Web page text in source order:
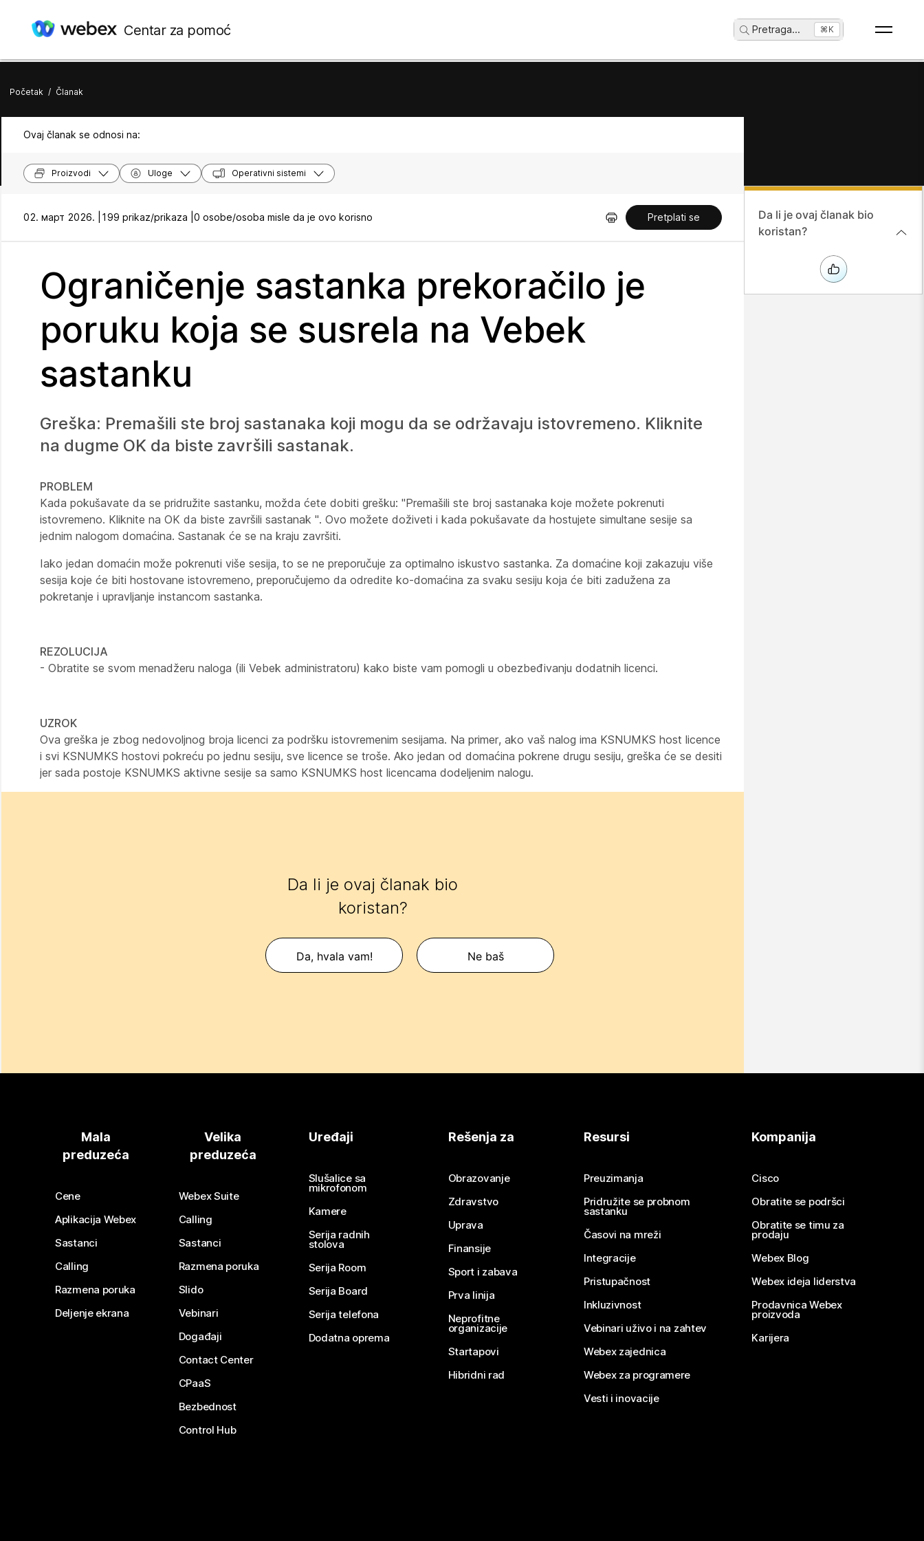
Centar za pomoć Pretraga... ⌘K
Početak / Članak
Ovaj članak se odnosi na:
Proizvodi Uloge Operativni sistemi
02. март 2026. | 199 prikaz/prikaza | 0 osobe/osoba misle da je ovo korisno Pretplati se
Ograničenje sastanka prekoračilo je
poruku koja se susrela na Vebek
sastanku
Greška: Premašili ste broj sastanaka koji mogu da se održavaju istovremeno. Kliknite
na dugme OK da biste završili sastanak.
PROBLEM
Kada pokušavate da se pridružite sastanku, možda ćete dobiti grešku: "Premašili ste broj sastanaka koje možete pokrenuti
istovremeno. Kliknite na OK da biste završili sastanak ". Ovo možete doživeti i kada pokušavate da hostujete simultane sesije sa
jednim nalogom domaćina. Sastanak će se na kraju završiti.
Iako jedan domaćin može pokrenuti više sesija, to se ne preporučuje za optimalno iskustvo sastanka. Za domaćine koji zakazuju više
sesija koje će biti hostovane istovremeno, preporučujemo da odredite ko-domaćina za svaku sesiju koja će biti zadužena za
pokretanje i upravljanje instancom sastanka.
REZOLUCIJA
- Obratite se svom menadžeru naloga (ili Vebek administratoru) kako biste vam pomogli u obezbeđivanju dodatnih licenci.
UZROK
Ova greška je zbog nedovoljnog broja licenci za podršku istovremenim sesijama. Na primer, ako vaš nalog ima KSNUMKS host licence
i svi KSNUMKS hostovi pokreću po jednu sesiju, sve licence se troše. Ako jedan od domaćina pokrene drugu sesiju, greška će se desiti
jer sada postoje KSNUMKS aktivne sesije sa samo KSNUMKS host licencama dodeljenim nalogu.
Da li je ovaj članak bio
koristan?
Da, hvala vam! Ne baš
Da li je ovaj članak bio
koristan?
Mala
preduzeća
Cene
Aplikacija Webex
Sastanci
Calling
Razmena poruka
Deljenje ekrana
Velika
preduzeća
Webex Suite
Calling
Sastanci
Razmena poruka
Slido
Vebinari
Događaji
Contact Center
CPaaS
Bezbednost
Control Hub
Uređaji
Slušalice sa
mikrofonom
Kamere
Serija radnih
stolova
Serija Room
Serija Board
Serija telefona
Dodatna oprema
Rešenja za
Obrazovanje
Zdravstvo
Uprava
Finansije
Sport i zabava
Prva linija
Neprofitne
organizacije
Startapovi
Hibridni rad
Resursi
Preuzimanja
Pridružite se probnom
sastanku
Časovi na mreži
Integracije
Pristupačnost
Inkluzivnost
Vebinari uživo i na zahtev
Webex zajednica
Webex za programere
Vesti i inovacije
Kompanija
Cisco
Obratite se podršci
Obratite se timu za
prodaju
Webex Blog
Webex ideja liderstva
Prodavnica Webex
proizvoda
Karijera